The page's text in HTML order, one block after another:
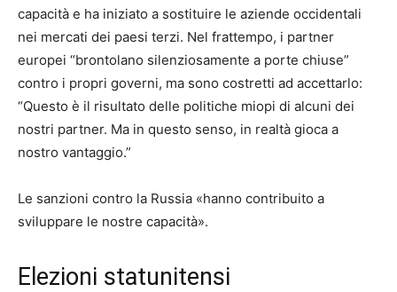
capacità e ha iniziato a sostituire le aziende occidentali
nei mercati dei paesi terzi. Nel frattempo, i partner
europei “brontolano silenziosamente a porte chiuse”
contro i propri governi, ma sono costretti ad accettarlo:
“Questo è il risultato delle politiche miopi di alcuni dei
nostri partner. Ma in questo senso, in realtà gioca a
nostro vantaggio.”
Le sanzioni contro la Russia «hanno contribuito a
sviluppare le nostre capacità».
Elezioni statunitensi